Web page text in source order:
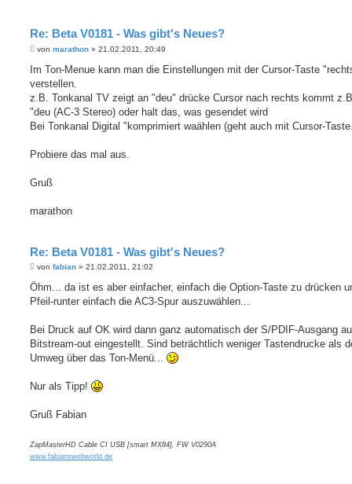
Re: Beta V0181 - Was gibt's Neues?
B
i
r
a
von marathon » 21.02.2011, 20:49
Im Ton-Menue kann man die Einstellungen mit der Cursor-Taste
verstellen.
z.B. Tonkanal TV zeigt an "deu" drücke Cursor nach rechts kommt
"deu (AC-3 Stereo) oder halt das, was gesendet wird
Bei Tonkanal Digital "komprimiert waählen (geht auch mit Cursor-
Probiere das mal aus.
Gruß
marathon
Re: Beta V0181 - Was gibt's Neues?
B
i
r
von fabian » 21.02.2011, 21:02
Öhm... da ist es aber einfacher, einfach die Option-Taste zu drücken
Pfeil-runter einfach die AC3-Spur auszuwählen...
Bei Druck auf OK wird dann ganz automatisch der S/PDIF-Ausgang
Bitstream-out eingestellt. Sind beträchtlich weniger Tastendrucke als
Umweg über das Ton-Menü...
Nur als Tipp!
Gruß Fabian
ZapMasterHD Cable CI USB [smart MX84], FW V0290A
www.fabianswebworld.de